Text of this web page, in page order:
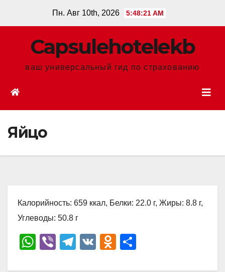
Пн. Авг 10th, 2026 5:48:22 AM
Сapsulehotelekb
ваш универсальный гид по страхованию
Яйцо
Калорийность: 659 ккал, Белки: 22.0 г, Жиры: 8.8 г,
Углеводы: 50.8 г
W
Vi
T
V
O